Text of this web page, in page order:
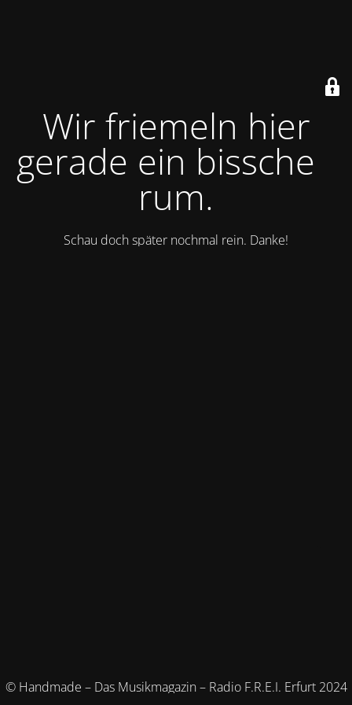
Wir friemeln hier
gerade ein bisschen
rum.
Schau doch später nochmal rein. Danke!
© Handmade – Das Musikmagazin – Radio F.R.E.I. Erfurt 2024